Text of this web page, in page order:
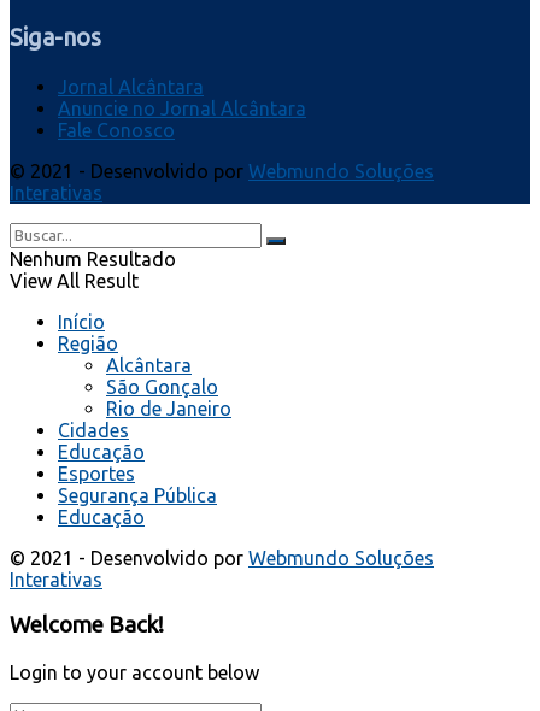
Siga-nos
Jornal Alcântara
Anuncie no Jornal Alcântara
Fale Conosco
© 2021 - Desenvolvido por Webmundo Soluções
Interativas
Nenhum Resultado
View All Result
Início
Região
Alcântara
São Gonçalo
Rio de Janeiro
Cidades
Educação
Esportes
Segurança Pública
Educação
© 2021 - Desenvolvido por Webmundo Soluções
Interativas
Welcome Back!
Login to your account below